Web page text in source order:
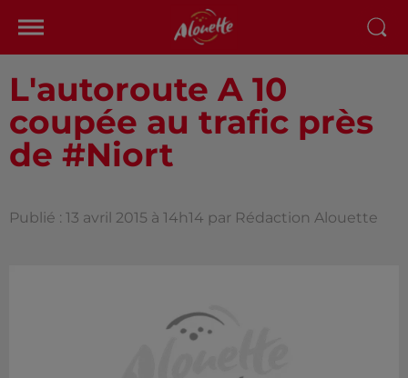
L'autoroute A 10
coupée au trafic près
de #Niort
Publié : 13 avril 2015 à 14h14 par Rédaction Alouette